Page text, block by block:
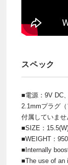
スペック
■電源：9V DC
2.1mmプラグ
付属していませ
■SIZE：
■WEIGHT：
■Internally
■The use of an